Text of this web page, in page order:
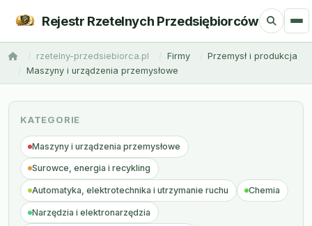
Rejestr Rzetelnych Przedsiębiorców
rzetelny-przedsiebiorca.pl Firmy
Przemysł i produkcja
Maszyny i urządzenia przemysłowe
KATEGORIE
Maszyny i urządzenia przemysłowe
Surowce, energia i recykling
Automatyka, elektrotechnika i utrzymanie ruchu Chemia
Narzędzia i elektronarzędzia